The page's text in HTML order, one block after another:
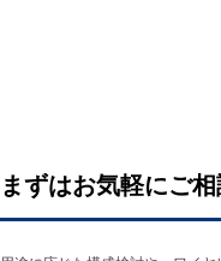
まずはお気軽にご相